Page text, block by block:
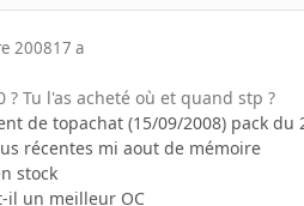
200817 a
? Tu l'as acheté où et quand stp ?
de topachat (15/09/2008) pack du
récentes mi aout de mémoire
stock
il un meilleur OC